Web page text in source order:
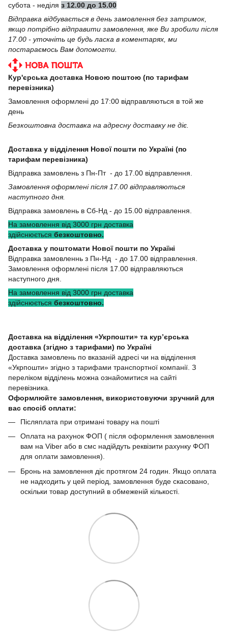
субота - неділя з 12.00 до 15.00
Відправка відбувається в день замовлення без затримок,
якщо потрібно відправити замовлення, яке Ви зробили після
17.00 - уточніть це будь ласка в коментарях, ми
постараємось Вам допомогти.
Кур'єрська доставка Новою поштою (по тарифам
перевізника)
Замовлення оформлені до 17:00 відправляються в той же
день
Безкоштовна доставка на адресну доставку не діє.
Доставка у відділення Нової пошти по Україні (по
тарифам перевізника)
Відправка замовлень з Пн-Пт - до 17.00 відправлення.
Замовлення оформлені після 17.00 відправляються
наступного дня.
Відправка замовлень в Сб-Нд - до 15.00 відправлення.
На замовлення від 3000 грн доставка
здійснюється безкоштовно.
Доставка у поштомати Нової пошти по Україні
Відправка замовленнь з Пн-Нд - до 17.00 відправлення.
Замовлення оформлені після 17.00 відправляються
наступного дня.
На замовлення від 3000 грн доставка
здійснюється безкоштовно.
Доставка на відділення «Укрпошти» та кур’єрська
доставка (згідно з тарифами) по Україні
Доставка замовлень по вказаній адресі чи на відділення
«Укрпошти» згідно з тарифами транспортної компанії. З
переліком відділень можна ознайомитися на сайті
перевізника.
Оформлюйте замовлення, використовуючи зручний для
вас спосіб оплати:
Післяплата при отримані товару на пошті
Оплата на рахунок ФОП ( після оформлення замовлення
вам на Viber або в смс надійдуть реквізити рахунку ФОП
для оплати замовлення).
Бронь на замовлення діє протягом 24 годин. Якщо оплата
не надходить у цей період, замовлення буде скасовано,
оскільки товар доступний в обмеженій кількості.